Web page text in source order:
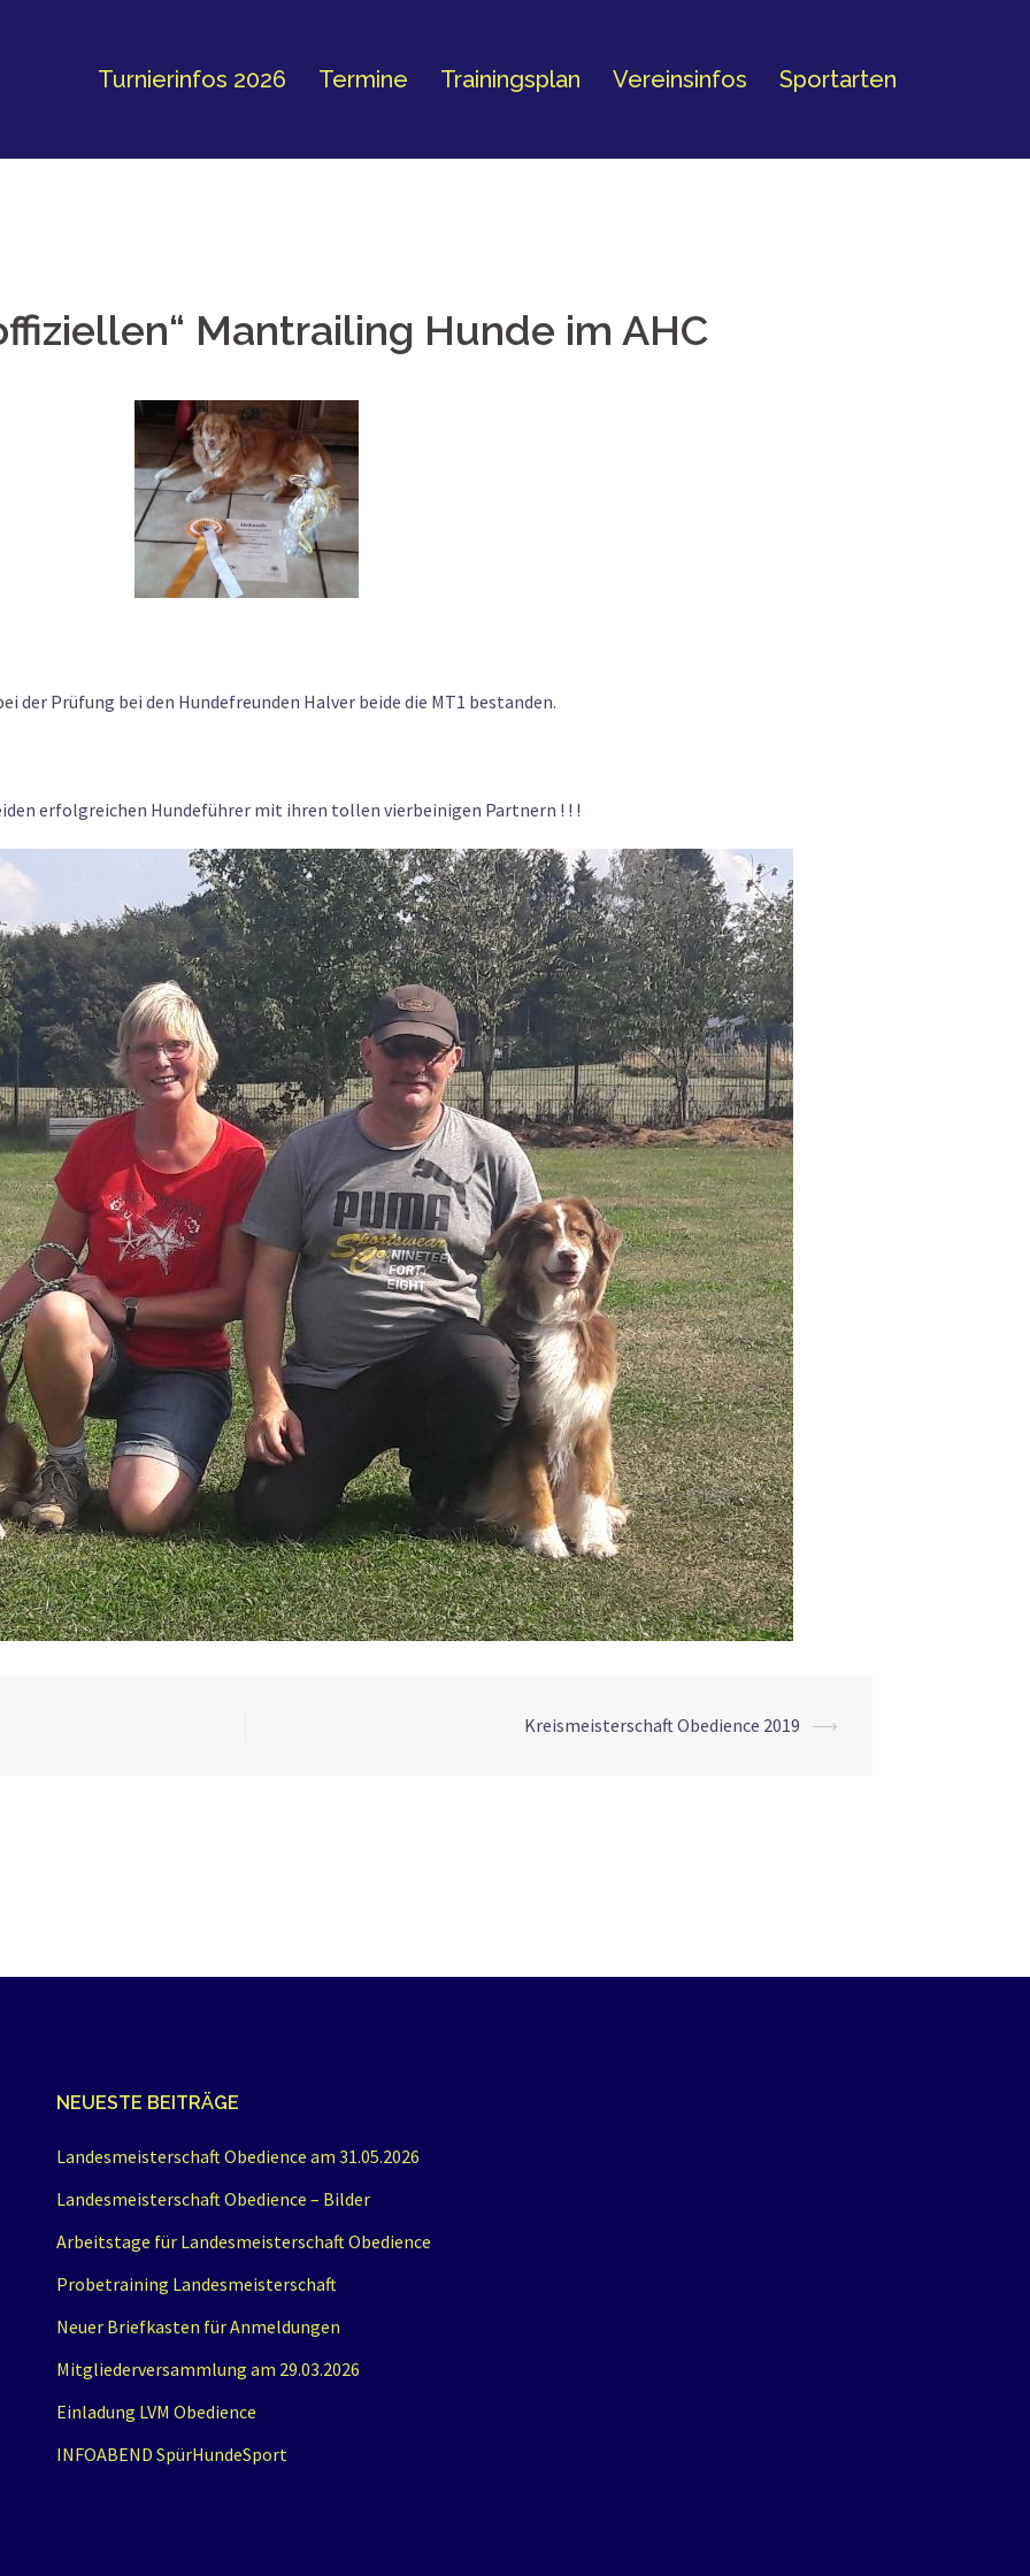
Turnierinfos 2026 Termine Trainingsplan Vereinsinfos Sportarten
Mantrailing Hunde im AHC
der Prüfung bei den Hundefreunden Halver beide die MT1 bestanden.
beiden erfolgreichen Hundeführer mit ihren tollen vierbeinigen Partnern ! ! !
Kreismeisterschaft Obedience 2019 ⟶
NEUESTE BEITRÄGE
Landesmeisterschaft Obedience am 31.05.2026
Landesmeisterschaft Obedience – Bilder
Arbeitstage für Landesmeisterschaft Obedience
Probetraining Landesmeisterschaft
Neuer Briefkasten für Anmeldungen
Mitgliederversammlung am 29.03.2026
Einladung LVM Obedience
INFOABEND SpürHundeSport